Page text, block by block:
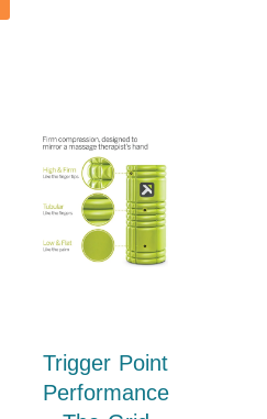
Trigger Point
Performance